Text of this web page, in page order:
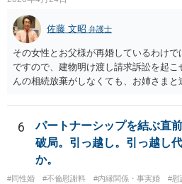
佐藤 文昭 弁護士
その女性とお父様が再婚しているわけ
ですので、建物明け渡し請求訴訟を起こ
んの相続放棄がしなくても、お姉さま
6
パートナーシップを結ぶ直
破局。引っ越し。引っ越し
か。
#同性婚 #不倫慰謝料 #内縁関係・事実婚
#慰